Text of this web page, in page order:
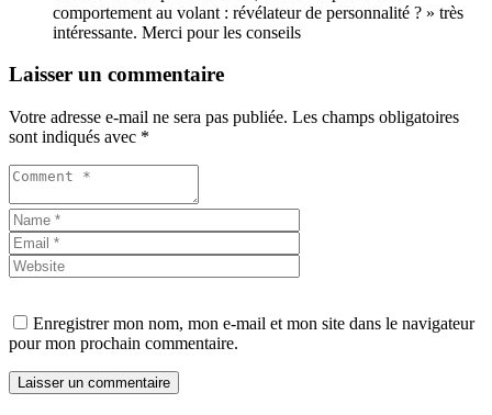
comportement au volant : révélateur de personnalité ? » très
intéressante. Merci pour les conseils
Laisser un commentaire
Votre adresse e-mail ne sera pas publiée. Les champs obligatoires
sont indiqués avec *
Enregistrer mon nom, mon e-mail et mon site dans le navigateur
pour mon prochain commentaire.